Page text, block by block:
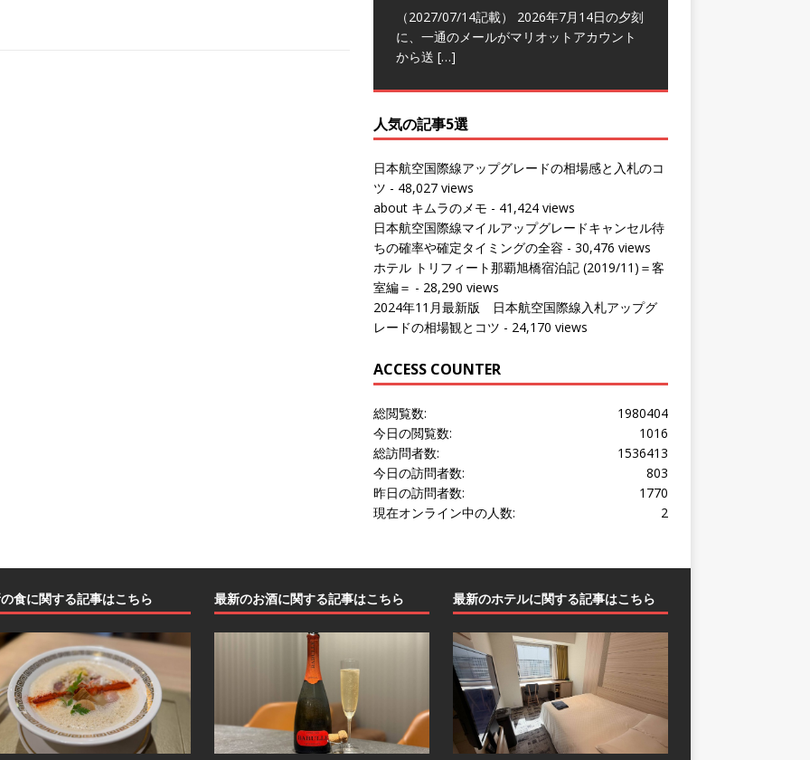
（2027/07/14記載） 2026年7月14日の夕刻
に、一通のメールがマリオットアカウント
から送 […]
人気の記事5選
日本航空国際線アップグレードの相場感と入札のコ
ツ - 48,027 views
about キムラのメモ - 41,424 views
日本航空国際線マイルアップグレードキャンセル待
ちの確率や確定タイミングの全容 - 30,476 views
ホテル トリフィート那覇旭橋宿泊記 (2019/11)＝客
室編＝ - 28,290 views
2024年11月最新版 日本航空国際線入札アップグ
レードの相場観とコツ - 24,170 views
ACCESS COUNTER
1980404
総閲覧数:
1016
今日の閲覧数:
1536413
総訪問者数:
803
今日の訪問者数:
1770
昨日の訪問者数:
2
現在オンライン中の人数:
食に関する記事はこちら 最新のお酒に関する記事はこちら 最新のホテルに関する記事はこちら